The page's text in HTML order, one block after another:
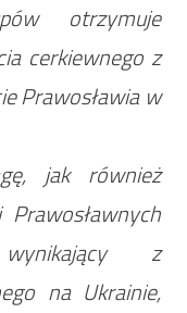
otrzymuje
cerkiewnego z
Prawosławia w
jak również
z
na Ukrainie,